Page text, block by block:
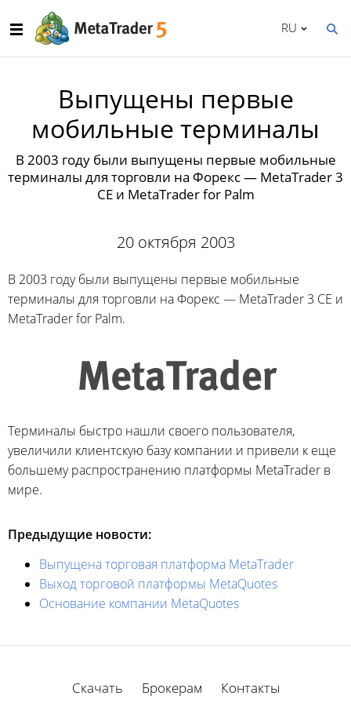
RU
Выпущены первые
мобильные терминалы
В 2003 году были выпущены первые мобильные
терминалы для торговли на Форекс — MetaTrader 3
CE и MetaTrader for Palm
20 октября 2003
В 2003 году были выпущены первые мобильные
терминалы для торговли на Форекс — MetaTrader 3 CE и
MetaTrader for Palm.
Терминалы быстро нашли своего пользователя,
увеличили клиентскую базу компании и привели к еще
большему распространению платформы MetaTrader в
мире.
Предыдущие новости:
Выпущена торговая платформа MetaTrader
Выход торговой платформы MetaQuotes
Основание компании MetaQuotes
Скачать Брокерам Контакты